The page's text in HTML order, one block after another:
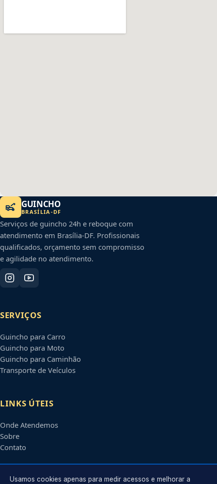
GUINCHO
BRASÍLIA -DF
Serviços de guincho 24h e reboque com
atendimento em Brasília-DF. Profissionais
qualificados, orçamento sem compromisso
e agilidade no atendimento.
SERVIÇOS
Guincho para Carro
Guincho para Moto
Guincho para Caminhão
Transporte de Veículos
LINKS ÚTEIS
Onde Atendemos
Sobre
Contato
CONTATO
Usamos cookies apenas para medir acessos e melhorar a